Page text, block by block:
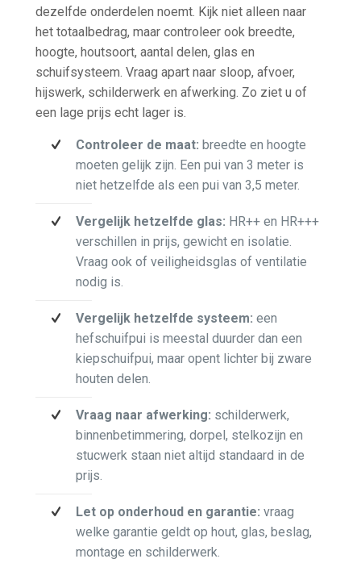
dezelfde onderdelen noemt. Kijk niet alleen naar
het totaalbedrag, maar controleer ook breedte,
hoogte, houtsoort, aantal delen, glas en
schuifsysteem. Vraag apart naar sloop, afvoer,
hijswerk, schilderwerk en afwerking. Zo ziet u of
een lage prijs echt lager is.
Controleer de maat: breedte en hoogte
moeten gelijk zijn. Een pui van 3 meter is
niet hetzelfde als een pui van 3,5 meter.
Vergelijk hetzelfde glas: HR++ en HR+++
verschillen in prijs, gewicht en isolatie.
Vraag ook of veiligheidsglas of ventilatie
nodig is.
Vergelijk hetzelfde systeem: een
hefschuifpui is meestal duurder dan een
kiepschuifpui, maar opent lichter bij zware
houten delen.
Vraag naar afwerking: schilderwerk,
binnenbetimmering, dorpel, stelkozijn en
stucwerk staan niet altijd standaard in de
prijs.
Let op onderhoud en garantie: vraag
welke garantie geldt op hout, glas, beslag,
montage en schilderwerk.